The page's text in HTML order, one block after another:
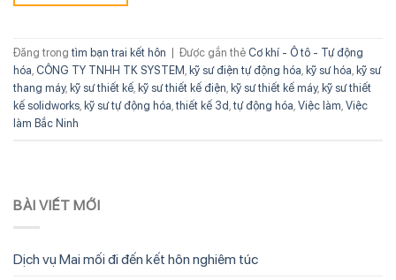
Đăng trong tìm bạn trai kết hôn Được gắn thẻ Cơ khí - Ô tô - Tự động
hóa, CÔNG TY TNHH TK SYSTEM, kỹ sư điện tự động hóa, kỹ sư hóa, kỹ sư
thang máy, kỹ sư thiết kế, kỹ sư thiết kế điện, kỹ sư thiết kế máy, kỹ sư thiết
kế solidworks, kỹ sư tự động hóa, thiết kế 3d, tự động hóa, Việc làm, Việc
làm Bắc Ninh
BÀI VIẾT MỚI
Dịch vụ Mai mối đi đến kết hôn nghiêm túc